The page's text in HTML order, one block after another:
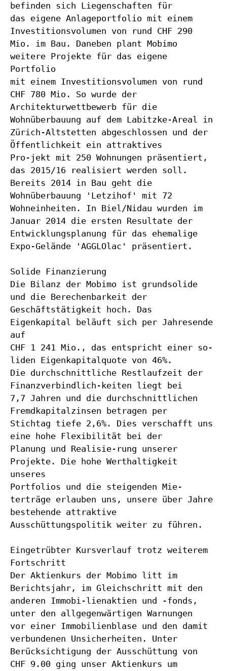
befinden sich Liegenschaften für
das eigene Anlageportfolio mit einem
Investitionsvolumen von rund CHF 290
Mio. im Bau. Daneben plant Mobimo
weitere Projekte für das eigene
Portfolio
mit einem Investitionsvolumen von rund
CHF 780 Mio. So wurde der
Architekturwettbewerb für die
Wohnüberbauung auf dem Labitzke-Areal in
Zürich-Altstetten abgeschlossen und der
Öffentlichkeit ein attraktives
Pro-jekt mit 250 Wohnungen präsentiert,
das 2015/16 realisiert werden soll.
Bereits 2014 in Bau geht die
Wohnüberbauung 'Letzihof' mit 72
Wohneinheiten. In Biel/Nidau wurden im
Januar 2014 die ersten Resultate der
Entwicklungsplanung für das ehemalige
Expo-Gelände 'AGGLOlac' präsentiert.
Solide Finanzierung
Die Bilanz der Mobimo ist grundsolide
und die Berechenbarkeit der
Geschäftstätigkeit hoch. Das
Eigenkapital beläuft sich per Jahresende
auf
CHF 1 241 Mio., das entspricht einer so-
liden Eigenkapitalquote von 46%.
Die durchschnittliche Restlaufzeit der
Finanzverbindlich-keiten liegt bei
7,7 Jahren und die durchschnittlichen
Fremdkapitalzinsen betragen per
Stichtag tiefe 2,6%. Dies verschafft uns
eine hohe Flexibilität bei der
Planung und Realisie-rung unserer
Projekte. Die hohe Werthaltigkeit
unseres
Portfolios und die steigenden Mie-
terträge erlauben uns, unsere über Jahre
bestehende attraktive
Ausschüttungspolitik weiter zu führen.
Eingetrübter Kursverlauf trotz weiterem
Fortschritt
Der Aktienkurs der Mobimo litt im
Berichtsjahr, im Gleichschritt mit den
anderen Immobi-lienaktien und -fonds,
unter den allgegenwärtigen Warnungen
vor einer Immobilienblase und den damit
verbundenen Unsicherheiten. Unter
Berücksichtigung der Ausschüttung von
CHF 9.00 ging unser Aktienkurs um